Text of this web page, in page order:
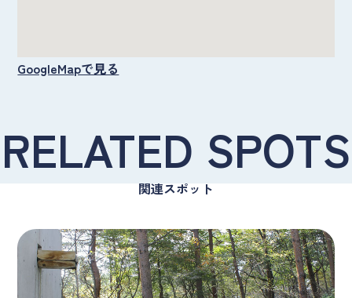
GoogleMapで見る
RELATED SPOTS
関連スポット